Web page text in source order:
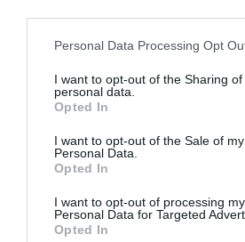
Personal Data Processing Opt
I want to opt-out of the Sharing of
personal data.
Opted In
I want to opt-out of the Sale of my
Personal Data.
Opted In
I want to opt-out of processing my
Personal Data for Targeted
Opted In